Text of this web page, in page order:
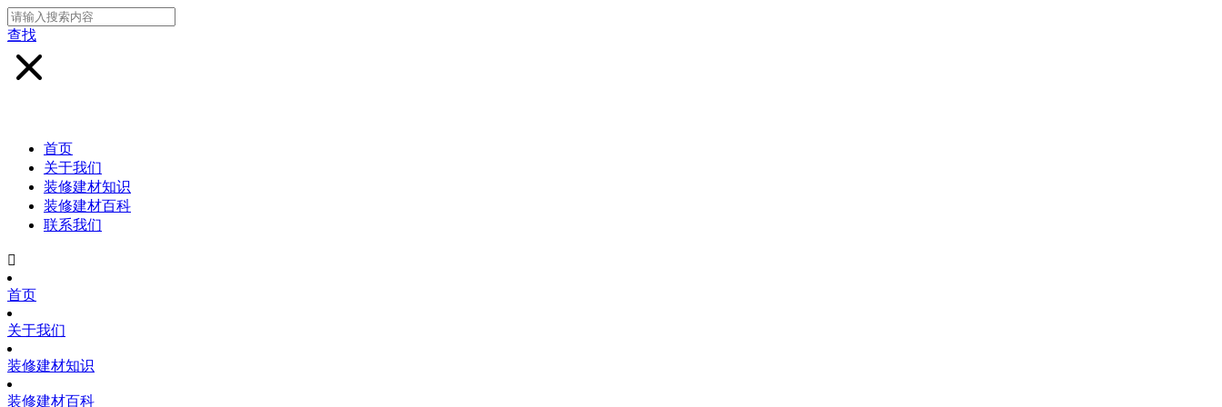
查找
首页
关于我们
装修建材知识
装修建材百科
联系我们

首页
关于我们
装修建材知识
装修建材百科